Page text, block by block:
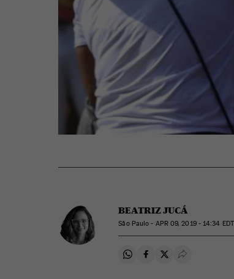
BEATRIZ JUCÁ
São Paulo - APR09, 2019 - 14:34 EDT
Compartir en Whatsapp
Compartir en
Compartir en
Desplegar